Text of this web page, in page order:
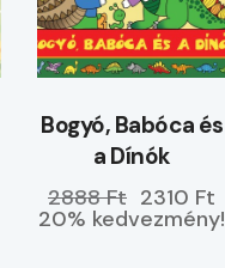
Bogyó, Babóca és
a Dínók
2888 Ft 2310 Ft
20% kedvezmény!